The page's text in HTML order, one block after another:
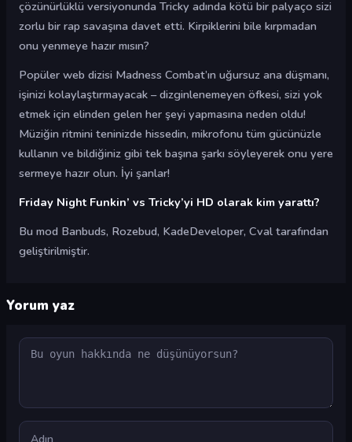
çözünürlüklü versiyonunda Tricky adında kötü bir palyaço sizi
zorlu bir rap savaşına davet etti. Kirpiklerini bile kırpmadan
onu yenmeye hazır mısın?
Popüler web dizisi Madness Combat’ın uğursuz ana düşmanı,
işinizi kolaylaştırmayacak – dizginlenemeyen öfkesi, sizi yok
etmek için elinden gelen her şeyi yapmasına neden oldu!
Müziğin ritmini teninizde hissedin, mikrofonu tüm gücünüzle
kullanın ve bildiğiniz gibi tek başına şarkı söyleyerek onu yere
sermeye hazır olun. İyi şanlar!
Friday Night Funkin’ vs Tricky’yi HD olarak kim yarattı?
Bu mod Banbuds, Rozebud, KadeDeveloper, Cval tarafından
geliştirilmiştir.
Yorum yaz
Yorum
Ad